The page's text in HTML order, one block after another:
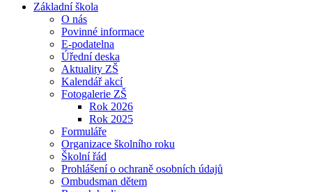
Základní škola
O nás
Povinné informace
E-podatelna
Úřední deska
Aktuality ZŠ
Kalendář akcí
Fotogalerie ZŠ
Rok 2026
Rok 2025
Formuláře
Organizace školního roku
Školní řád
Prohlášení o ochraně osobních údajů
Ombudsman dětem